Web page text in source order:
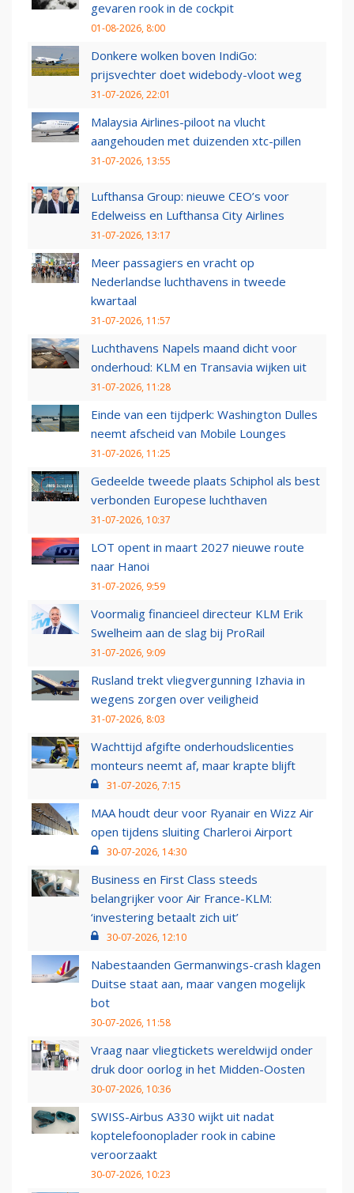
gevaren rook in de cockpit
01-08-2026, 8:00
Donkere wolken boven IndiGo:
prijsvechter doet widebody-vloot weg
31-07-2026, 22:01
Malaysia Airlines-piloot na vlucht
aangehouden met duizenden xtc-pillen
31-07-2026, 13:55
Lufthansa Group: nieuwe CEO’s voor
Edelweiss en Lufthansa City Airlines
31-07-2026, 13:17
Meer passagiers en vracht op
Nederlandse luchthavens in tweede
kwartaal
31-07-2026, 11:57
Luchthavens Napels maand dicht voor
onderhoud: KLM en Transavia wijken uit
31-07-2026, 11:28
Einde van een tijdperk: Washington Dulles
neemt afscheid van Mobile Lounges
31-07-2026, 11:25
Gedeelde tweede plaats Schiphol als best
verbonden Europese luchthaven
31-07-2026, 10:37
LOT opent in maart 2027 nieuwe route
naar Hanoi
31-07-2026, 9:59
Voormalig financieel directeur KLM Erik
Swelheim aan de slag bij ProRail
31-07-2026, 9:09
Rusland trekt vliegvergunning Izhavia in
wegens zorgen over veiligheid
31-07-2026, 8:03
Wachttijd afgifte onderhoudslicenties
monteurs neemt af, maar krapte blijft
31-07-2026, 7:15
MAA houdt deur voor Ryanair en Wizz Air
open tijdens sluiting Charleroi Airport
30-07-2026, 14:30
Business en First Class steeds
belangrijker voor Air France-KLM:
‘investering betaalt zich uit’
30-07-2026, 12:10
Nabestaanden Germanwings-crash klagen
Duitse staat aan, maar vangen mogelijk
bot
30-07-2026, 11:58
Vraag naar vliegtickets wereldwijd onder
druk door oorlog in het Midden-Oosten
30-07-2026, 10:36
SWISS-Airbus A330 wijkt uit nadat
koptelefoonoplader rook in cabine
veroorzaakt
30-07-2026, 10:23